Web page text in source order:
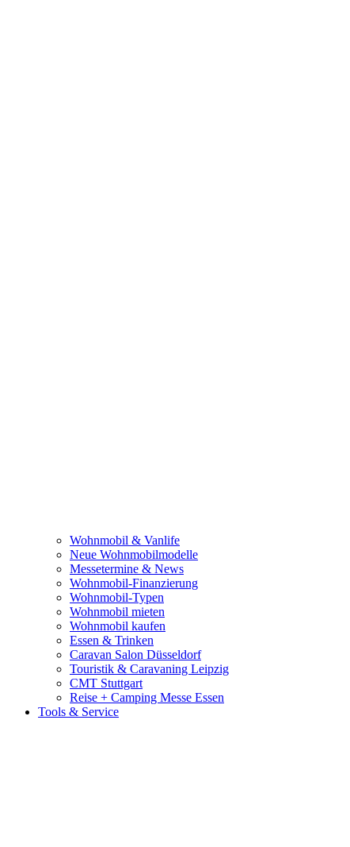
Wohnmobil & Vanlife
Neue Wohnmobilmodelle
Messetermine & News
Wohnmobil-Finanzierung
Wohnmobil-Typen
Wohnmobil mieten
Wohnmobil kaufen
Essen & Trinken
Caravan Salon Düsseldorf
Touristik & Caravaning Leipzig
CMT Stuttgart
Reise + Camping Messe Essen
Tools & Service